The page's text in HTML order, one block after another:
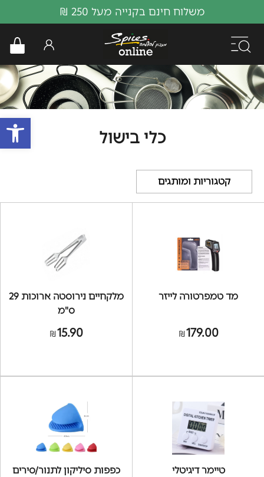
משלוח חינם בקנייה מעל 250 ₪
כלי בישול
קטגוריות ומותגים
מד טמפרטורה לייזר
₪179.00
מלקחיים נירוסטה ארוכות 29
ס"מ
₪15.90
טיימר דיגיטלי כפפות סיליקון לתנור/סירים